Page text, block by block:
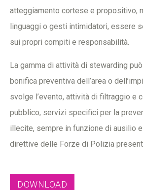
atteggiamento cortese e propositivo,
linguaggi o gesti intimidatori, essere
sui propri compiti e responsabilità.
La gamma di attività di stewarding
bonifica preventiva dell’area o
svolge l’evento, attività di filtraggio e
pubblico, servizi specifici per la
illecite, sempre in funzione di ausilio
direttive delle Forze di Polizia
DOWNLOAD